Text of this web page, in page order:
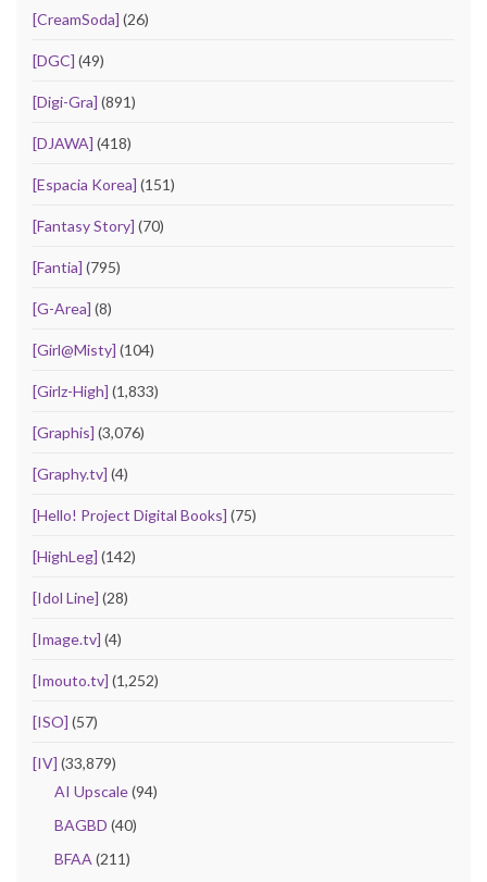
[CreamSoda] (26)
[DGC] (49)
[Digi-Gra] (891)
[DJAWA] (418)
[Espacia Korea] (151)
[Fantasy Story] (70)
[Fantia] (795)
[G-Area] (8)
[Girl@Misty] (104)
[Girlz-High] (1,833)
[Graphis] (3,076)
[Graphy.tv] (4)
[Hello! Project Digital Books] (75)
[HighLeg] (142)
[Idol Line] (28)
[Image.tv] (4)
[Imouto.tv] (1,252)
[ISO] (57)
[IV] (33,879)
AI Upscale(94)
BAGBD (40)
BFAA (211)